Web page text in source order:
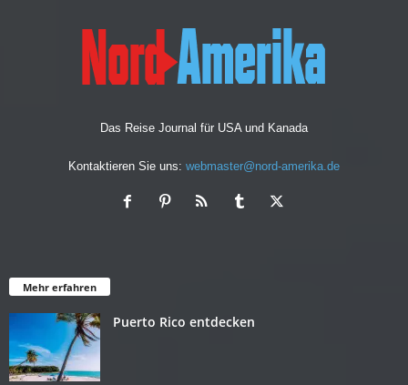
Das Reise Journal für USA und Kanada
Kontaktieren Sie uns: webmaster@nord-amerika.de
Mehr erfahren
Puerto Rico entdecken